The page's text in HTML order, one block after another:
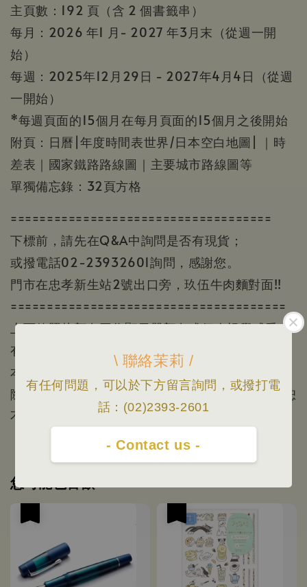
\ 聯絡茉莉 /
有任何問題，可以於下方留言詢問，或撥打電
話：(02)2393-2601
- Contact us -
主頁數：192 頁（含 2 個書籤串）
每月：2026 年1 月- 2027 年3月末（從週一開
始）
每週：2025年12月29日 - 2027年4月4日（從週
一開始）
*每週頁面的15個月在每月頁面的15個月之後開始
附頁：日曆|年度時間表世界/日本空白地圖| ｜時
差表｜國家鐵路路線圖｜主要城市路線圖等
單獨備忘錄：32頁方格
====================================
下標前，請先在Q&A中詢問是否有現貨；
或撥電話02-23932601詢問，感謝您。
門市在忠孝新生站2號出口旁，玖伍牛肉麵對面!!
======================================
上面的照片顏色因為顯示器顏色或個人視覺感受會
有所差異一切實品為主。
本賣場照片/資訊僅供參考，根據官方公布資料/實
際出貨為主/規格資料以原廠公佈為準，如有變更恕
不另行通知
您可能也喜歡